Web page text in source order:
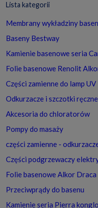
Lista kategorii
Membrany wykładziny
Baseny Bestway
Kamienie basenowe seria
Folie basenowe Renolit
Części zamienne do lamp UV
Odkurzacze i szczotki
Akcesoria do chloratorów
Pompy do masaży
części zamienne -
Części podgrzewaczy
Folie basenowe Alkor Draca
Przeciwprądy do basenu
Kamienie seria Pierra